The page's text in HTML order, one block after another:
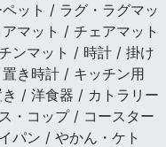
ット / ラグ・ラグマッ
マット / チェアマット
ンマット / 時計 / 掛け
き時計 / キッチン用
/ 洋食器 / カトラリー
・コップ / コースター
パン / やかん・ケト